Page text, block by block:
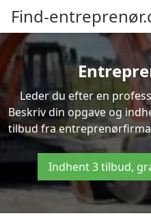
Find-
Leder du efter en
Beskriv din opgave og
tilbud fra
Indhent 3 tilbud,